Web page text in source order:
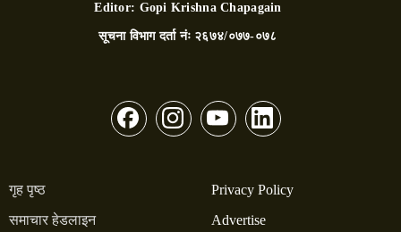
Editor: Gopi Krishna Chapagain
सूचना विभाग दर्ता नंः २६७४/०७७-०७८
गृह पृष्ठ
समाचार हेडलाइन
Privacy Policy
Advertise